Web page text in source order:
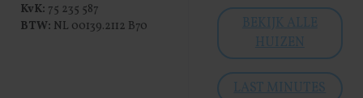
KvK: 75 235 587
BTW: NL 00139.2112 B70
BEKIJK ALLE
HUIZEN
LAST MINUTES